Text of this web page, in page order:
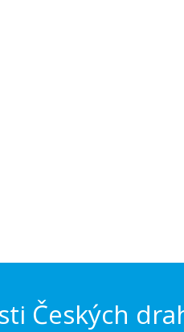
Českých